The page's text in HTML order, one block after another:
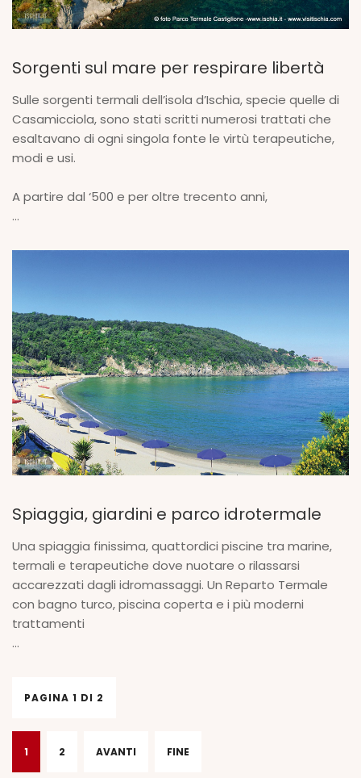
Sorgenti sul mare per respirare libertà
Sulle sorgenti termali dell’isola d’Ischia, specie quelle di
Casamicciola, sono stati scritti numerosi trattati che
esaltavano di ogni singola fonte le virtù terapeutiche,
modi e usi.
A partire dal ‘500 e per oltre trecento anni,
...
Spiaggia, giardini e parco idrotermale
Una spiaggia finissima, quattordici piscine tra marine,
termali e terapeutiche dove nuotare o rilassarsi
accarezzati dagli idromassaggi. Un Reparto Termale
con bagno turco, piscina coperta e i più moderni
trattamenti
...
PAGINA 1 DI 2
1 2 AVANTI FINE